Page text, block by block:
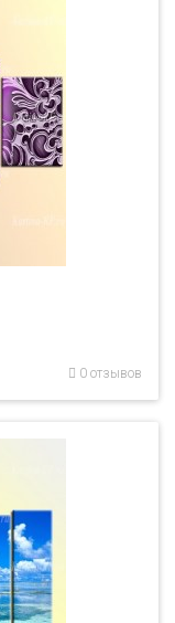
0 отзывов